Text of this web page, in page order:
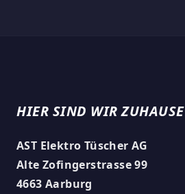
HIER SIND WIR ZUHAUSE
AST Elektro Tüscher AG
Alte Zofingerstrasse 99
4663 Aarburg